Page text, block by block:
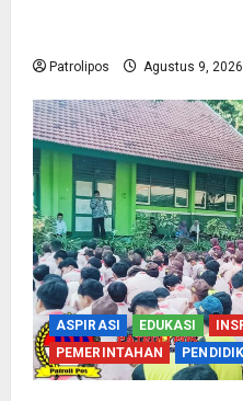
Patrolipos Agustus 9, 2026
ASPIRASI EDUKASI
PEMERINTAHAN